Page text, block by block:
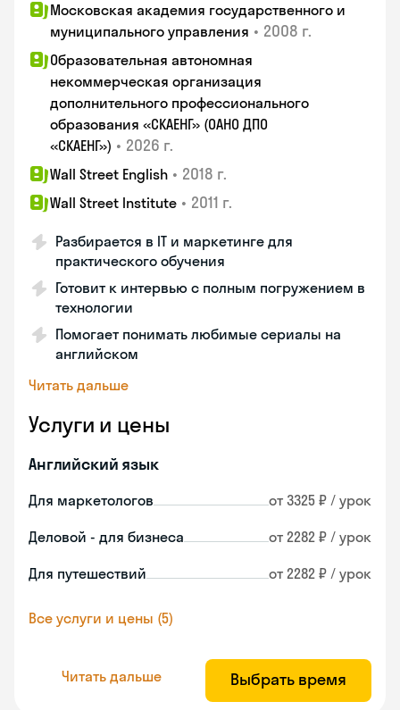
Московская академия государственного и
муниципального управления • 2008 г.
Образовательная автономная
некоммерческая организация
дополнительного профессионального
образования «СКАЕНГ» (ОАНО ДПО
«СКАЕНГ») • 2026 г.
Wall Street English • 2018 г.
Wall Street Institute • 2011 г.
Разбирается в IT и маркетинге для
практического обучения
Готовит к интервью с полным погружением в
технологии
Помогает понимать любимые сериалы на
английском
Читать дальше
Услуги и цены
Английский язык
Для маркетологов от 3325 ₽ / урок
Деловой - для бизнеса от 2282 ₽ / урок
Для путешествий от 2282 ₽ / урок
Все услуги и цены (5)
Читать дальше Выбрать время